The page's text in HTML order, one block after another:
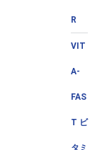
R
VIT
A-
FAS
T ビ
タミ